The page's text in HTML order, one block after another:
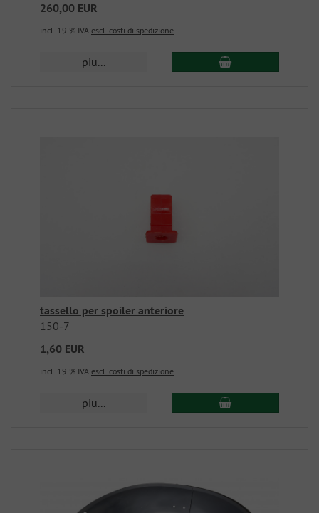
260,00 EUR
incl. 19 % IVA escl. costi di spedizione
piu...
tassello per spoiler anteriore
150-7
1,60 EUR
incl. 19 % IVA escl. costi di spedizione
piu...